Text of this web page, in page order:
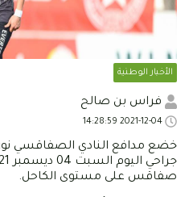
الأخبار الوطنية
فراس بن صالح
خضع مدافع النادي الصفاقسي نور
صفاقس على مستوى الكاحل.